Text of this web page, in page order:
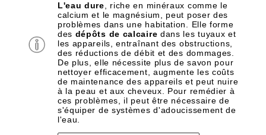
L'eau dure , riche en minéraux comme le
calcium et le magnésium, peut poser des
problèmes dans une habitation. Elle forme
des dépôts de calcaire dans les tuyaux et
les appareils, entraînant des obstructions,
des réductions de débit et des dommages.
De plus, elle nécessite plus de savon pour
nettoyer efficacement, augmente les coûts
de maintenance des appareils et peut nuire
à la peau et aux cheveux. Pour remédier à
ces problèmes, il peut être nécessaire de
s'équiper de systèmes d'adoucissement de
l'eau.